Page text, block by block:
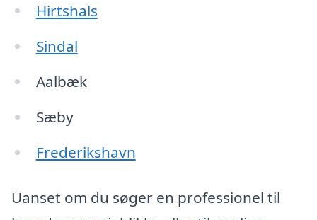
Hirtshals
Sindal
Aalbæk
Sæby
Frederikshavn
Uanset om du søger en professionel til